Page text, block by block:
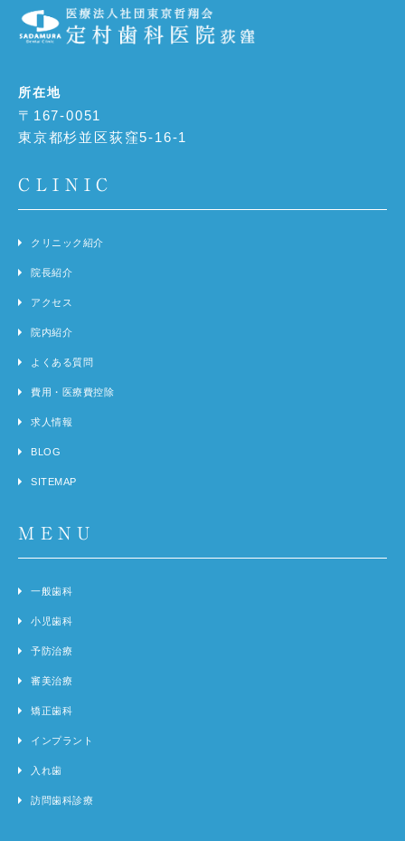
所在地
〒167-0051
東京都杉並区荻窪5-16-1
CLINIC
クリニック紹介
院長紹介
アクセス
院内紹介
よくある質問
費用・医療費控除
求人情報
BLOG
SITEMAP
MENU
一般歯科
小児歯科
予防治療
審美治療
矯正歯科
インプラント
入れ歯
訪問歯科診療